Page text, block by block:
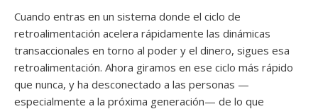
Cuando entras en un sistema donde el ciclo de
retroalimentación acelera rápidamente las dinámicas
transaccionales en torno al poder y el dinero, sigues esa
retroalimentación. Ahora giramos en ese ciclo más rápido
que nunca, y ha desconectado a las personas —
especialmente a la próxima generación— de lo que